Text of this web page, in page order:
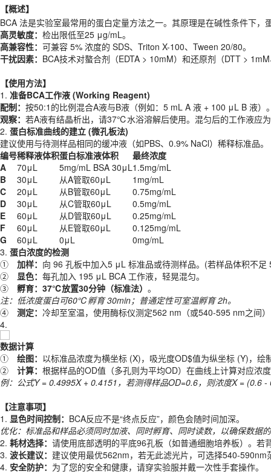
高灵敏度：
高兼容性：可兼容 5% 浓度的 SDS、Triton X-100、Tween 20/80。
干扰因素： BCA技术对螯合剂（EDTA > 10mM）和还原剂（DTT >
【使用方法】
1. 准备BCA工作液 (Working Reagent)
配制：按50:1的比例混合A液与B液（例如：5 mL A 液 + 100 μL B 液）
观察：若A液有结晶析出，请37℃水浴溶解后使用。混匀后的工作液应
2.蛋白标准曲线的建立 (微孔板法)
建议使用与待测样品相同的缓冲液（如PBS、0.9% NaCl）稀释标准品。
编号稀释液体积蛋白标准液体积
最终浓度
A
70μL 5mg/mL BSA 30μL 1.5mg/mL
B
30μL 从A管取60μL
1mg/mL
C
20μL 从B管取60μL
0.75mg/mL
D
30μL 从C管取60μL
0.5mg/mL
E
60μL 从D管取60μL
0.25mg/mL
F
60μL 从E管取60μL
0.125mg/mL
G
60μL 0μL
0mg/mL
3.
蛋白浓度的检测
① 加样：
向 96 孔板中加入5 μL 标准品或待测样品。(若样品体积不
②显色：每孔加入 195 μL BCA 工作液，轻晃混匀。
③孵育：37℃放置30分钟（标准法） 。
注：低浓度蛋白可60℃孵育 30min；普通定性可室温孵育 2h。
④ 测定： 冷却至室温，使用酶标仪测定562 nm（或540-595 nm之间
4.
数据计算
①
②计算：
例：公式Y = 0.4995X + 0.4151，若测得样品OD=0.6，则浓度X = (0.6
【注意事项】
BCA反应不是“终点反应”，颜色会随时间加深。
优化：标准品和样品必须同时加液、同时孵育、同时读数，以确保数据
2.耗材选择：请使用底部透明的平底96孔板（如普通细胞培养板）。
3.波长建议：建议使用最优562nm，若无此滤光片，可选择540-590nm
4. 安全防护： 为了您的安全和健康，请穿实验服并戴一次性手套操作。
产品规格
货期
现货
【概述】
BCA 法是实验室最常用的蛋白定量方法之一。其原理是在碱性条件下，
高灵敏度： 检出限低至25 μg/mL。
高兼容性： 可兼容 5% 浓度的 SDS、Triton X-100、Tween 20/80。
干扰因素： BCA技术对螯合剂（EDTA > 10mM）和还原剂（DTT >
【使用方法】
1. 准备BCA工作液 (Working Reagent)
配制： 按50:1的比例混合A液与B液（例如：5 mL A 液 + 100 μL B 液）
观察： 若A液有结晶析出，请37℃水浴溶解后使用。混匀后的工作液应
2. 蛋白标准曲线的建立 (微孔板法)
建议使用与待测样品相同的缓冲液（如PBS、0.9% NaCl）稀释标准品。
编号稀释液体积蛋白标准液体积
最终浓度
A
70μL 5mg/mL BSA 30μL1.5mg/mL
B
30μL 从A管取60μL
1mg/mL
C
20μL 从B管取60μL
0.75mg/mL
D
30μL 从C管取60μL
0.5mg/mL
E
60μL 从D管取60μL
0.25mg/mL
F
60μL 从E管取60μL
0.125mg/mL
G
60μL 0μL
0mg/mL
3. 蛋白浓度的检测
① 加样： 向 96 孔板中加入5 μL 标准品或待测样品。(若样品体积不
② 显色： 每孔加入 195 μL BCA 工作液，轻晃混匀。
③ 孵育：37℃放置30分钟（标准法） 。
注：低浓度蛋白可60℃孵育 30min；普通定性可室温孵育 2h。
④ 测定： 冷却至室温，使用酶标仪测定562 nm（或540-595 nm之间
4.
数据计算
① 绘图： 以标准品浓度为横坐标 (X)，吸光度OD$值为纵坐标 (Y)，绘
② 计算： 根据样品的OD值（多孔则为平均OD）在曲线上计算对应浓
例：公式Y = 0.4995X + 0.4151，若测得样品OD=0.6，则浓度X = (0.6
【注意事项】
1. 显色时间控制： BCA反应不是“终点反应”，颜色会随时间加深。
优化：标准品和样品必须同时加液、同时孵育、同时读数，以确保数据
2. 耗材选择： 请使用底部透明的平底96孔板（如普通细胞培养板）。
3. 波长建议： 建议使用最优562nm，若无此滤光片，可选择540-590nm
4. 安全防护： 为了您的安全和健康，请穿实验服并戴一次性手套操作。